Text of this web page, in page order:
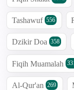
Tashawuf 556
Dzikir Doa 358
Fiqih Muamalah
Al-Qur'an 269